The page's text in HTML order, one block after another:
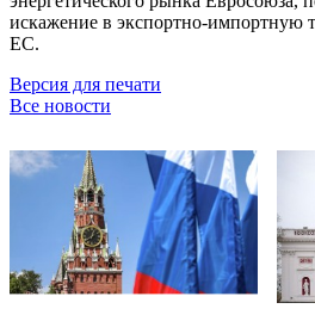
искажение в экспортно-импортную
ЕС.
Версия для печати
Все новости